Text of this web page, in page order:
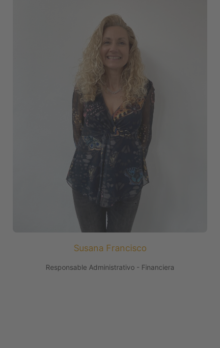
Susana Francisco
Responsable Administrativo - Financiera